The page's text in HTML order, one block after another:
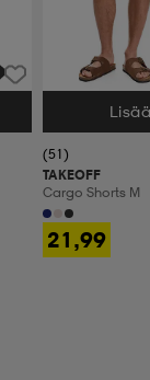
Valitse Koko
(51)
TAKEOFF
Cargo Shorts M
21,99